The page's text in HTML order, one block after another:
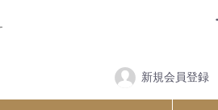
新規会員登録